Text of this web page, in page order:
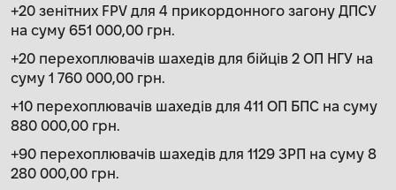
+20 зенітних FPV для 4 прикордонного загону ДПСУ
на суму 651 000,00 грн.
+20 перехоплювачів шахедів для бійців 2 ОП НГУ на
суму 1 760 000,00 грн.
+10 перехоплювачів шахедів для 411 ОП БПС на суму
880 000,00 грн.
+90 перехоплювачів шахедів для 1129 ЗРП на суму 8
280 000,00 грн.